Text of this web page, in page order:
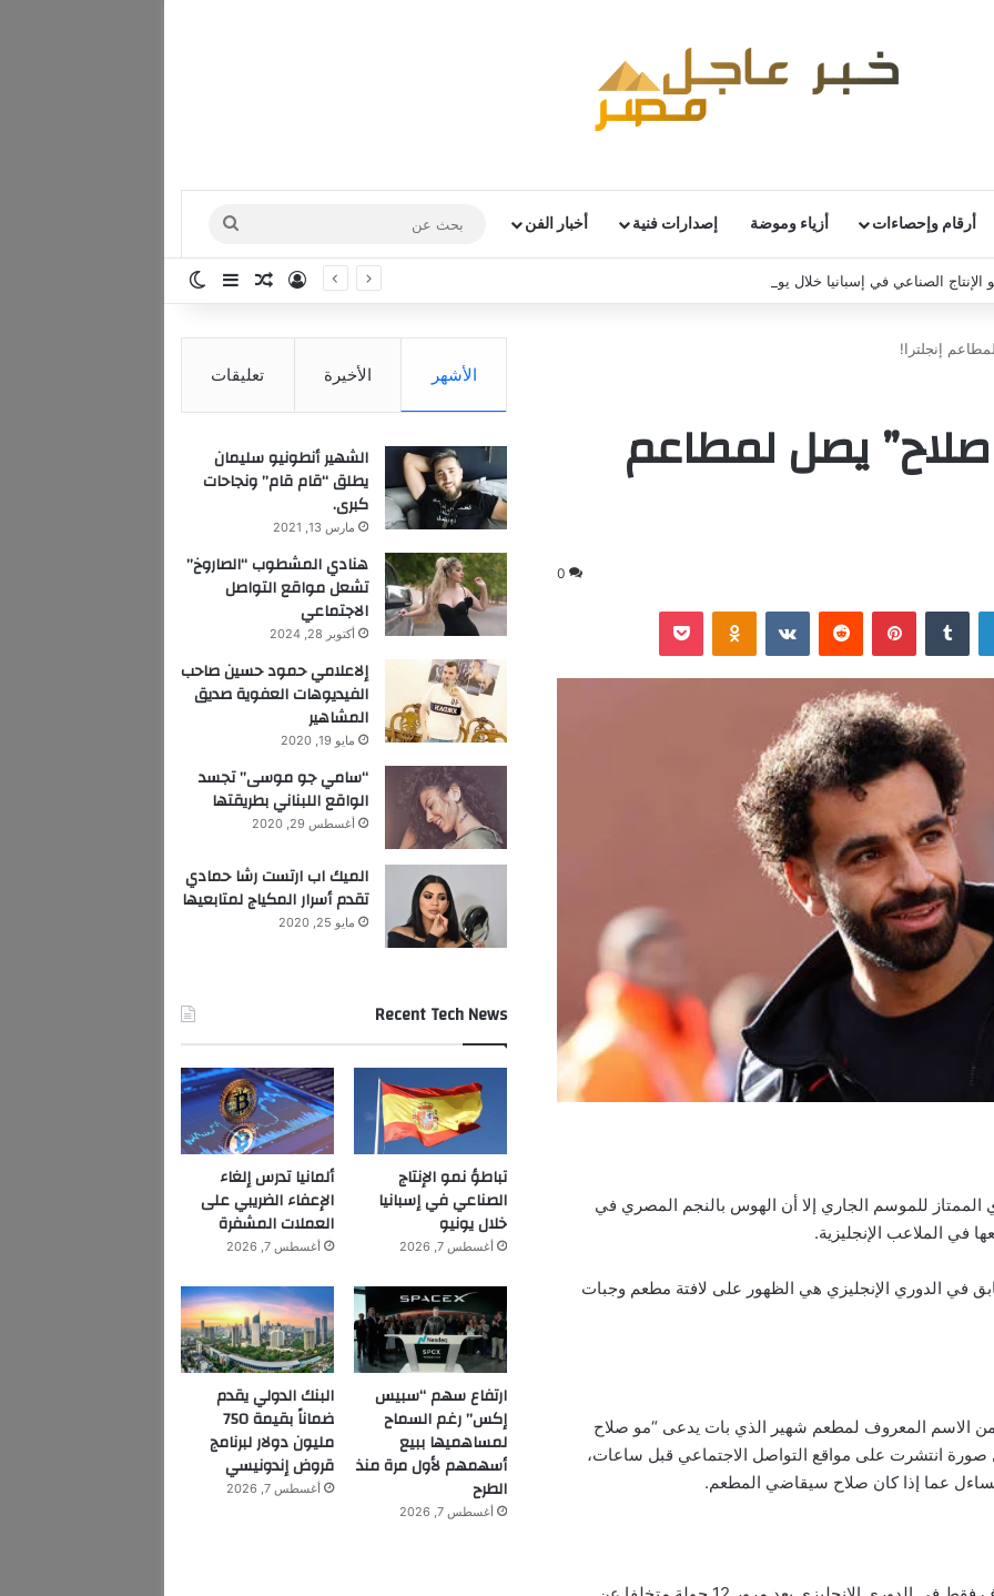
أرقام وإحصاءات أزياء وموضة إصدارات فنية أخبار الفن
عن
الإنتاج الصناعي في إسبانيا خلال يونيو تسجيل الدخول
مقال عشوائي
إضافة عمود جانبي
إنجلترا!
يصل لمطاعم
0
لينكدإن ‏Tumblr بينتيريست ‏Reddit
‏VKontakte
Odnoklassniki
‫Pocket
للموسم الجاري إلا أن الهوس بالنجم المصري في
في الملاعب الإنجليزية.
في الدوري الإنجليزي هي الظهور على لافتة مطعم وجبات
الاسم المعروف لمطعم شهير الذي بات يدعى “مو صلاح
انتشرت على مواقع التواصل الاجتماعي قبل ساعات،
عما إذا كان صلاح سيقاضي المطعم.
الأشهر الأخيرة تعليقات
الشهير أنطونيو سليمان
يطلق “قام قام” ونجاحات
كبرى.
مارس 13, 2021
هنادي المشطوب “الصاروخ”
تشعل مواقع التواصل
الاجتماعي
أكتوبر 28, 2024
إلاعلامي حمود حسين صاحب
الفيديوهات العفوية صديق
المشاهير
مايو 19, 2020
“سامي جو موسى” تجسد
الواقع اللبناني بطريقتها
أغسطس 29, 2020
الميك اب ارتست رشا حمادي
تقدم أسرار المكياج لمتابعيها
مايو 25, 2020
Recent Tech News
تباطؤ نمو الإنتاج
الصناعي في إسبانيا
خلال يونيو
أغسطس 7, 2026
ألمانيا تدرس إلغاء
الإعفاء الضريبي على
العملات المشفرة
أغسطس 7, 2026
ارتفاع سهم “سبيس
إكس” رغم السماح
لمساهميها ببيع
أسهمهم لأول مرة منذ
الطرح
أغسطس 7, 2026
البنك الدولي يقدم
ضماناً بقيمة 750
مليون دولار لبرنامج
قروض إندونيسي
أغسطس 7, 2026